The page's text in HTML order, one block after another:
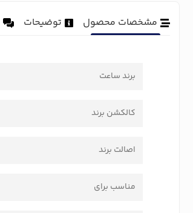
مشخصات محصول توضیحات
برند ساعت
کالکشن برند
اصالت برند
مناسب برای